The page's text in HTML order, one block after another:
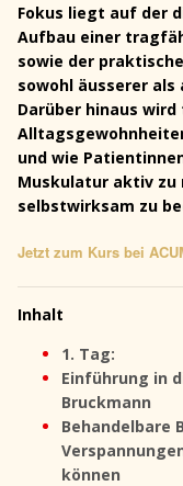
Fokus liegt auf der
Aufbau einer
sowie der
sowohl äusserer
Darüber hinaus
und wie
Muskulatur aktiv zu
selbstwirksam zu
Jetzt zum Kurs bei
Inhalt
1. Tag:
Einführung in
Bruckmann
Behandelbare
können